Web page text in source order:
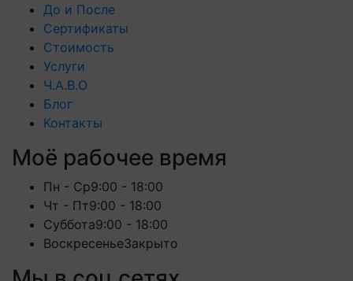
До и После
Сертификаты
Стоимость
Услуги
Ч.А.В.О
Блог
Контакты
Моё рабочее время
Пн - Ср9:00 - 18:00
Чт - Пт9:00 - 18:00
Суббота9:00 - 18:00
ВоскресеньеЗакрыто